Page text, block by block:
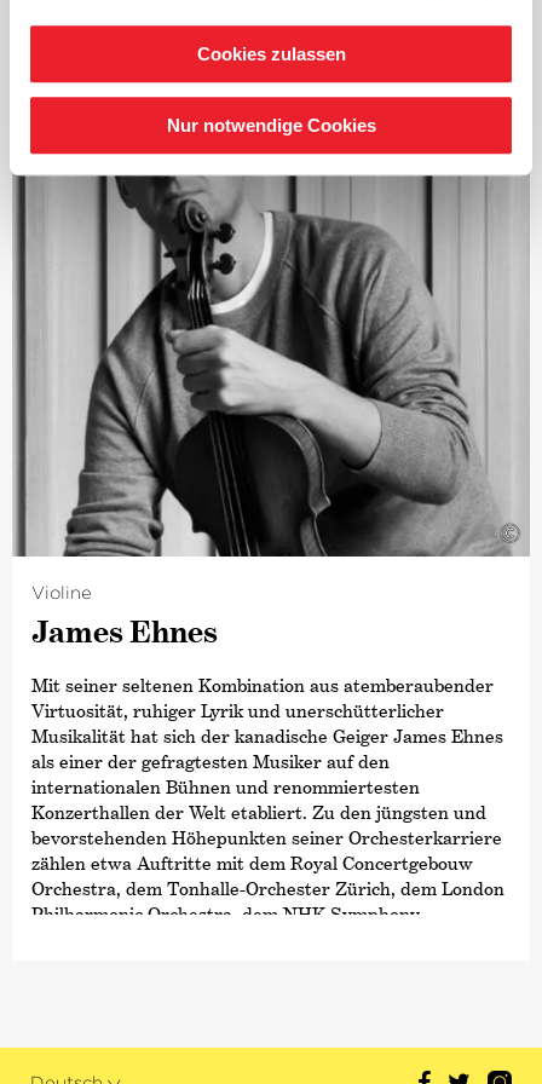
Cookies zulassen
Nur notwendige Cookies
renommierte Orchester, darunter die Berliner
Staatskapelle Dresden und einige mehr. Zu seinen
nächsten Engagements gehören Gastdirigate etwa beim
Luxemburger Philharmonie und dem Tokyo
Metropolitan Orchestra. Riccardo Minasi verfügt zudem
über eine umfangreiche Diskografie und wurde mit
zahlreichen Preisen ausgezeichnet, darunter mit dem
Diapason d’Or, dem Echo Klassik und dem BBC Music
Magazine Award. Außerdem war er für den Grammy
Award nominiert. Mit der Deutschen Kammer­
philharmonie Bremen feiert er in diesem Jahr sein
©
Violine
James Ehnes
Mit seiner seltenen Kombination aus atemberaubender
Virtuosität, ruhiger Lyrik und unerschütterlicher
Musikalität hat sich der kanadische Geiger James Ehnes
als einer der gefragtesten Musiker auf den
internationalen Bühnen und renommiertesten
Konzerthallen der Welt etabliert. Zu den jüngsten und
bevorstehenden Höhepunkten seiner Orchesterkarriere
zählen etwa Auftritte mit dem Royal Concertgebouw
Orchestra, dem Tonhalle-Orchester Zürich, dem London
Philharmonic Orchestra, dem NHK Symphony